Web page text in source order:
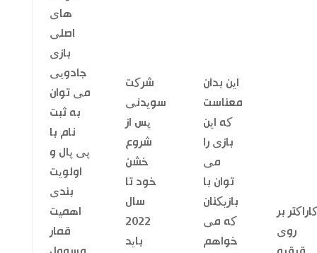
های
اصلی
بازی
جادویی
می توان
به ثبت
نام با
پی پال و
اولویت
بندی
اهمیت
قمار
شرکت
سویدنی
پس از
شروع
خشن
خود تا
سال
2022
باید
این بدان
معناست
که این
بازی را
می
توان با
بازیکنان
که می
خواهم
بر
روی